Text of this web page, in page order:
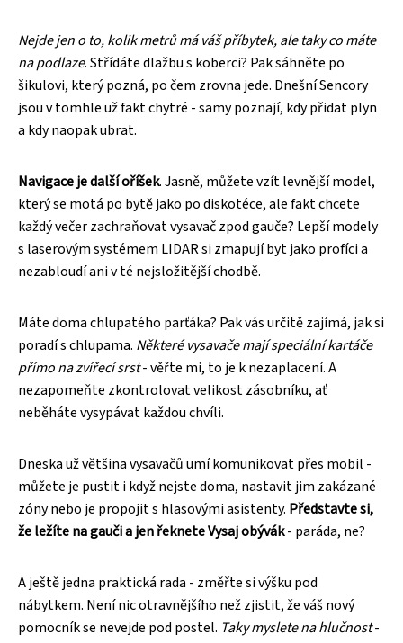
Nejde jen o to, kolik metrů má váš příbytek, ale taky co máte
na podlaze. Střídáte dlažbu s koberci? Pak sáhněte po
šikulovi, který pozná, po čem zrovna jede. Dnešní Sencory
jsou v tomhle už fakt chytré - samy poznají, kdy přidat plyn
a kdy naopak ubrat.
Navigace je další oříšek. Jasně, můžete vzít levnější model,
který se motá po bytě jako po diskotéce, ale fakt chcete
každý večer zachraňovat vysavač zpod gauče? Lepší modely
s laserovým systémem LIDAR si zmapují byt jako profíci a
nezabloudí ani v té nejsložitější chodbě.
Máte doma chlupatého parťáka? Pak vás určitě zajímá, jak si
poradí s chlupama. Některé vysavače mají speciální kartáče
přímo na zvířecí srst- věřte mi, to je k nezaplacení. A
nezapomeňte zkontrolovat velikost zásobníku, ať
neběháte vysypávat každou chvíli.
Dneska už většina vysavačů umí komunikovat přes mobil -
můžete je pustit i když nejste doma, nastavit jim zakázané
zóny nebo je propojit s hlasovými asistenty. Představte si,
že ležíte na gauči a jen řeknete Vysaj obývák- paráda, ne?
A ještě jedna praktická rada - změřte si výšku pod
nábytkem. Není nic otravnějšího než zjistit, že váš nový
pomocník se nevejde pod postel. Taky myslete na hlučnost-